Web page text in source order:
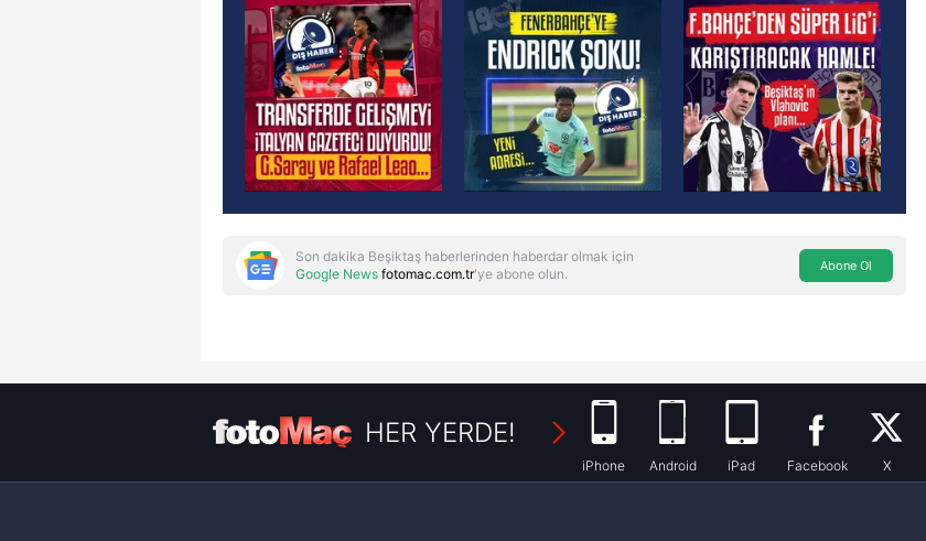
Son dakika Beşiktaş haberlerinden haberdar olmak için
Google News fotomac.com.tr'ye abone olun. Abone Ol
HER YERDE!
iPhone Android iPad Facebook X